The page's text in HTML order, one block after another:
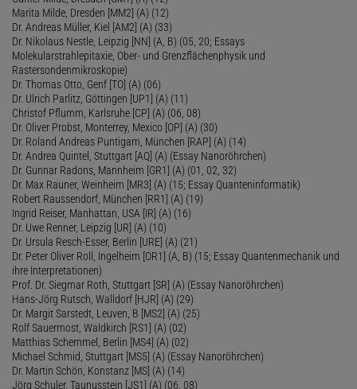
Marita Milde, Dresden [MM2] (A) (12)
Dr. Andreas Müller, Kiel [AM2] (A) (33)
Dr. Nikolaus Nestle, Leipzig [NN] (A, B) (05, 20; Essays
Molekularstrahlepitaxie, Ober- und Grenzflächenphysik und
Rastersondenmikroskopie)
Dr. Thomas Otto, Genf [TO] (A) (06)
Dr. Ulrich Parlitz, Göttingen [UP1] (A) (11)
Christof Pflumm, Karlsruhe [CP] (A) (06, 08)
Dr. Oliver Probst, Monterrey, Mexico [OP] (A) (30)
Dr. Roland Andreas Puntigam, München [RAP] (A) (14)
Dr. Andrea Quintel, Stuttgart [AQ] (A) (Essay Nanoröhrchen)
Dr. Gunnar Radons, Mannheim [GR1] (A) (01, 02, 32)
Dr. Max Rauner, Weinheim [MR3] (A) (15; Essay Quanteninformatik)
Robert Raussendorf, München [RR1] (A) (19)
Ingrid Reiser, Manhattan, USA [IR] (A) (16)
Dr. Uwe Renner, Leipzig [UR] (A) (10)
Dr. Ursula Resch-Esser, Berlin [URE] (A) (21)
Dr. Peter Oliver Roll, Ingelheim [OR1] (A, B) (15; Essay Quantenmechanik und
ihre Interpretationen)
Prof. Dr. Siegmar Roth, Stuttgart [SR] (A) (Essay Nanoröhrchen)
Hans-Jörg Rutsch, Walldorf [HJR] (A) (29)
Dr. Margit Sarstedt, Leuven, B [MS2] (A) (25)
Rolf Sauermost, Waldkirch [RS1] (A) (02)
Matthias Schemmel, Berlin [MS4] (A) (02)
Michael Schmid, Stuttgart [MS5] (A) (Essay Nanoröhrchen)
Dr. Martin Schön, Konstanz [MS] (A) (14)
Jörg Schuler, Taunusstein [JS1] (A) (06, 08)